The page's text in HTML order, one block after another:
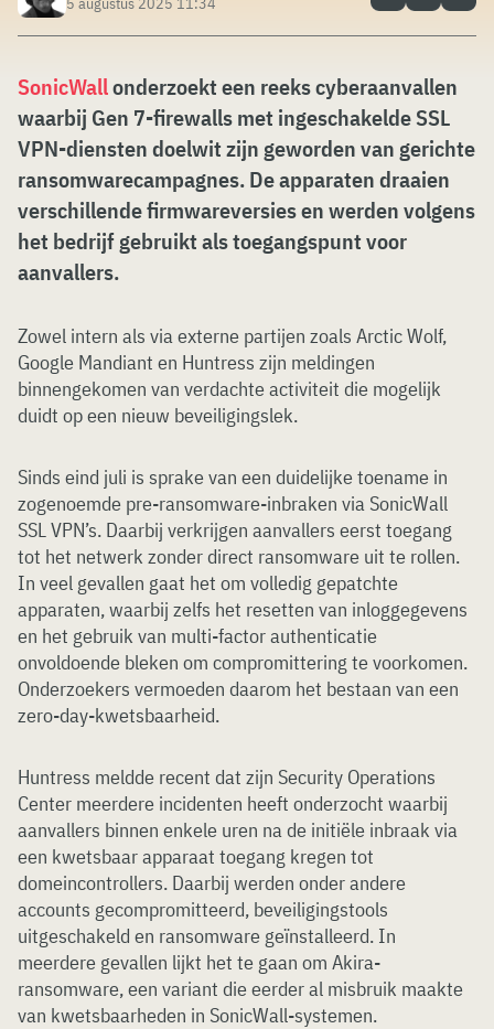
SonicWallonderzoekt een reeks cyberaanvallen
waarbij Gen 7-firewalls met ingeschakelde SSL
VPN-diensten doelwit zijn geworden van gerichte
ransomwarecampagnes. De apparaten draaien
verschillende firmwareversies en werden volgens
het bedrijf gebruikt als toegangspunt voor
aanvallers.
Zowel intern als via externe partijen zoals Arctic Wolf,
Google Mandiant en Huntress zijn meldingen
binnengekomen van verdachte activiteit die mogelijk
duidt op een nieuw beveiligingslek.
Sinds eind juli is sprake van een duidelijke toename in
zogenoemde pre-ransomware-inbraken via SonicWall
SSL VPN’s. Daarbij verkrijgen aanvallers eerst toegang
tot het netwerk zonder direct ransomware uit te rollen.
In veel gevallen gaat het om volledig gepatchte
apparaten, waarbij zelfs het resetten van inloggegevens
en het gebruik van multi-factor authenticatie
onvoldoende bleken om compromittering te voorkomen.
Onderzoekers vermoeden daarom het bestaan van een
zero-day-kwetsbaarheid.
Huntress meldde recent dat zijn Security Operations
Center meerdere incidenten heeft onderzocht waarbij
aanvallers binnen enkele uren na de initiële inbraak via
een kwetsbaar apparaat toegang kregen tot
domeincontrollers. Daarbij werden onder andere
accounts gecompromitteerd, beveiligingstools
uitgeschakeld en ransomware geïnstalleerd. In
meerdere gevallen lijkt het te gaan om Akira-
ransomware, een variant die eerder al misbruik maakte
van kwetsbaarheden in SonicWall-systemen.